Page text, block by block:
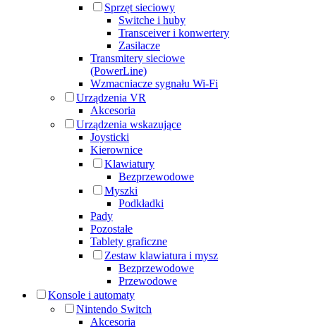
Sprzęt sieciowy
Switche i huby
Transceiver i konwertery
Zasilacze
Transmitery sieciowe
(PowerLine)
Wzmacniacze sygnału Wi-Fi
Urządzenia VR
Akcesoria
Urządzenia wskazujące
Joysticki
Kierownice
Klawiatury
Bezprzewodowe
Myszki
Podkładki
Pady
Pozostałe
Tablety graficzne
Zestaw klawiatura i mysz
Bezprzewodowe
Przewodowe
Konsole i automaty
Nintendo Switch
Akcesoria